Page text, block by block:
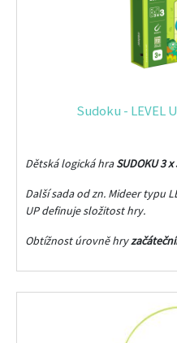
Sudoku - LEVEL
Dětská logická hraSUDOKU 3 x
Další sada od zn. Mideer typu
UP definuje složitost hry.
Obtížnost úrovně hry